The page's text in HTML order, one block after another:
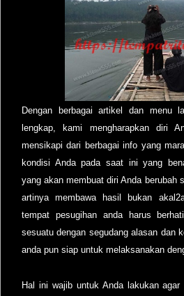
Dengan berbagai artikel dan menu
lengkap, kami mengharapkan diri
mensikapi dari berbagai info yang
kondisi Anda pada saat ini yang
yang akan membuat diri Anda berubah
artinya membawa hasil bukan
tempat pesugihan anda harus
sesuatu dengan segudang alasan dan
anda pun siap untuk melaksanakan
Hal ini wajib untuk Anda lakukan agar